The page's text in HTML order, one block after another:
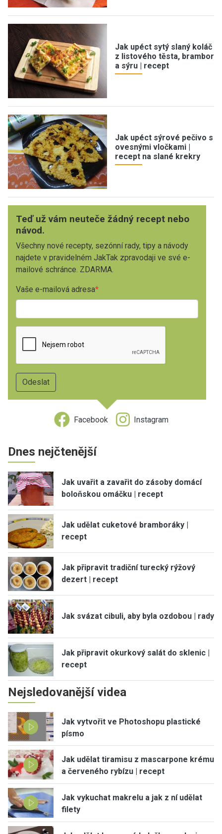
Jak upéct sytý slaný koláč
z listového těsta, brambor
a sýru | recept
Jak upéct sýrové pečivo s
ovesnými vločkami |
recept na slané krekry
Teď už vám neuteče žádný recept nebo
návod.
Všechny nové recepty, sezónní rady, tipy a návody
najdete v pravidelném JakTak zpravodaji ve své e-
mailové schránce. ZDARMA.
Vaše e-mailová adresa
Facebook Instagram
Dnes nejčtenější
Jak uvařit a zavařit do zásoby domácí
boloňskou omáčku | recept
Jak udělat cuketové bramboráky |
recept
Jak připravit tradiční turecký rýžový
dezert | recept
Jak svázat cibuli, aby byla ozdobou | rady
Jak připravit okurkový salát do sklenic |
recept
Nejsledovanější videa
Jak vytvořit ve Photoshopu plastické
písmo
Jak udělat tiramisu z mascarpone krému
a červeného rybízu | recept
Jak vykuchat makrelu a jak z ní udělat
filety